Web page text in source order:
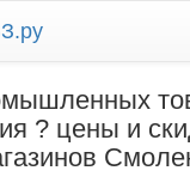
? цены и